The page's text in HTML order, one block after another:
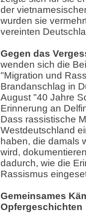
der
wurden sie
vereinten
Gegen das
wenden sich die
"Migration und
Brandanschlag in
August "40 Jahre
Erinnerung an
Dass rassistische
Westdeutschland
haben, die damals
wird,
dadurch, wie die
Rassismus
Gemeinsames
Opfergeschichten